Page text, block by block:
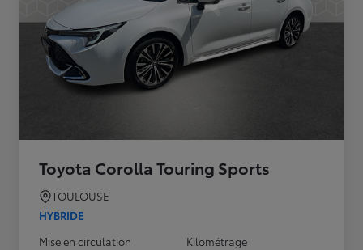
Toyota Corolla Touring Sports
TOULOUSE
HYBRIDE
Mise en circulation
Kilométrage